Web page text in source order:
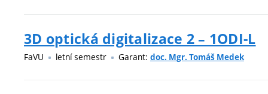
3D optická digitalizace 2 – 1ODI-L
FaVU letní semestr Garant: doc. Mgr. Tomáš Medek